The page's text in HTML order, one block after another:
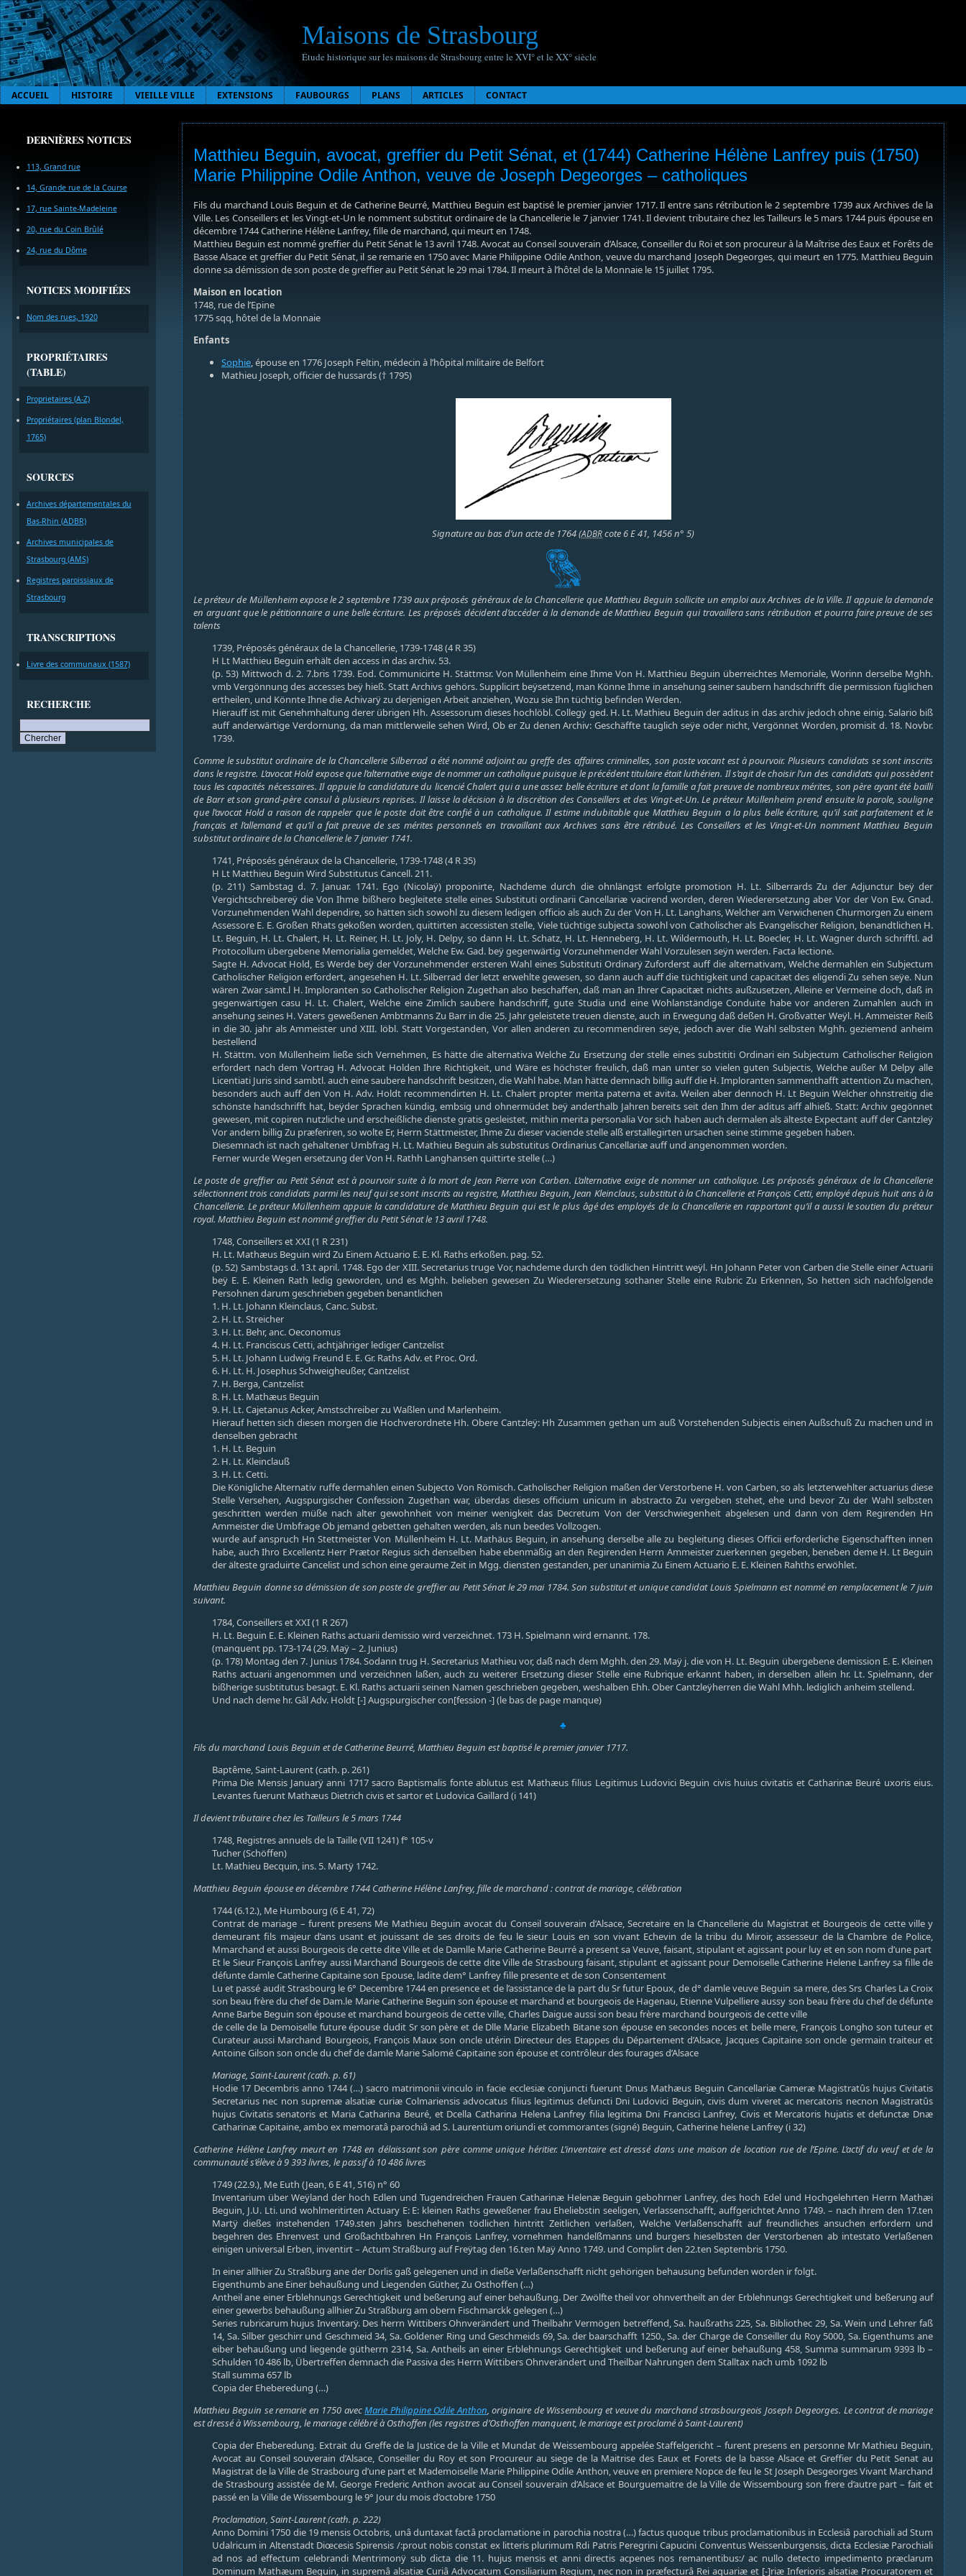
Maisons de Strasbourg
Étude historique sur les maisons de Strasbourg entre le XVI° et le XX° siècle
ACCUEIL HISTOIRE VIEILLE VILLE EXTENSIONS FAUBOURGS PLANS ARTICLES CONTACT
DERNIÈRES NOTICES
113, Grand rue
14, Grande rue de la Course
17, rue Sainte-Madeleine
20, rue du Coin Brûlé
24, rue du Dôme
NOTICES MODIFIÉES
Nom des rues, 1920
PROPRIÉTAIRES
(TABLE)
Proprietaires (A-Z)
Propriétaires (plan Blondel,
1765)
SOURCES
Archives départementales du
Bas-Rhin (ADBR)
Archives municipales de
Strasbourg (AMS)
Registres paroissiaux de
Strasbourg
TRANSCRIPTIONS
Livre des communaux (1587)
RECHERCHE
Matthieu Beguin, avocat, greffier du Petit Sénat, et (1744) Catherine Hélène Lanfrey puis (1750)
Marie Philippine Odile Anthon, veuve de Joseph Degeorges – catholiques
Fils du marchand Louis Beguin et de Catherine Beurré, Matthieu Beguin est baptisé le premier janvier 1717. Il entre sans rétribution le 2 septembre 1739 aux Archives de la
Ville. Les Conseillers et les Vingt-et-Un le nomment substitut ordinaire de la Chancellerie le 7 janvier 1741. Il devient tributaire chez les Tailleurs le 5 mars 1744 puis épouse en
décembre 1744 Catherine Hélène Lanfrey, fille de marchand, qui meurt en 1748.
Matthieu Beguin est nommé greffier du Petit Sénat le 13 avril 1748. Avocat au Conseil souverain d’Alsace, Conseiller du Roi et son procureur à la Maîtrise des Eaux et Forêts de
Basse Alsace et greffier du Petit Sénat, il se remarie en 1750 avec Marie Philippine Odile Anthon, veuve du marchand Joseph Degeorges, qui meurt en 1775. Matthieu Beguin
donne sa démission de son poste de greffier au Petit Sénat le 29 mai 1784. Il meurt à l’hôtel de la Monnaie le 15 juillet 1795.
Maison en location
1748, rue de l’Epine
1775 sqq, hôtel de la Monnaie
Enfants
Sophie, épouse en 1776 Joseph Feltin, médecin à l’hôpital militaire de Belfort
Mathieu Joseph, officier de hussards († 1795)
Signature au bas d’un acte de 1764 (ADBRcote 6 E 41, 1456 n° 5)
Le préteur de Müllenheim expose le 2 septembre 1739 aux préposés généraux de la Chancellerie que Matthieu Beguin sollicite un emploi aux Archives de la Ville. Il appuie la demande
en arguant que le pétitionnaire a une belle écriture. Les préposés décident d’accéder à la demande de Matthieu Beguin qui travaillera sans rétribution et pourra faire preuve de ses
talents
1739, Préposés généraux de la Chancellerie, 1739-1748 (4 R 35)
H Lt Matthieu Beguin erhält den access in das archiv. 53.
(p. 53) Mittwoch d. 2. 7.bris 1739. Eod. Communicirte H. Stättmsr. Von Müllenheim eine Ihme Von H. Matthieu Beguin überreichtes Memoriale, Worinn derselbe Mghh.
vmb Vergönnung des accesses beÿ hieß. Statt Archivs gehörs. Supplicirt beÿsetzend, man Könne Ihme in ansehung seiner saubern handschrifft die permission füglichen
ertheilen, und Könnte Ihne die Achivarÿ zu derjenigen Arbeit anziehen, Wozu sie Ihn tüchtig befinden Werden.
Hierauff ist mit Genehmhaltung derer übrigen Hh. Assessorum dieses hochlöbl. Collegÿ ged. H. Lt. Mathieu Beguin der aditus in das archiv jedoch ohne einig. Salario biß
auff anderwärtige Verdornung, da man mittlerweile sehen Wird, Ob er Zu denen Archiv: Geschäffte tauglich seÿe oder nicht, Vergönnet Worden, promisit d. 18. Novbr.
1739.
Comme le substitut ordinaire de la Chancellerie Silberrad a été nommé adjoint au greffe des affaires criminelles, son poste vacant est à pourvoir. Plusieurs candidats se sont inscrits
dans le registre. L’avocat Hold expose que l’alternative exige de nommer un catholique puisque le précédent titulaire était luthérien. Il s’agit de choisir l’un des candidats qui possèdent
tous les capacités nécessaires. Il appuie la candidature du licencié Chalert qui a une assez belle écriture et dont la famille a fait preuve de nombreux mérites, son père ayant été bailli
de Barr et son grand-père consul à plusieurs reprises. Il laisse la décision à la discrétion des Conseillers et des Vingt-et-Un. Le préteur Müllenheim prend ensuite la parole, souligne
que l’avocat Hold a raison de rappeler que le poste doit être confié à un catholique. Il estime indubitable que Matthieu Beguin a la plus belle écriture, qu’il sait parfaitement et le
français et l’allemand et qu’il a fait preuve de ses mérites personnels en travaillant aux Archives sans être rétribué. Les Conseillers et les Vingt-et-Un nomment Matthieu Beguin
substitut ordinaire de la Chancellerie le 7 janvier 1741.
1741, Préposés généraux de la Chancellerie, 1739-1748 (4 R 35)
H Lt Matthieu Beguin Wird Substitutus Cancell. 211.
(p. 211) Sambstag d. 7. Januar. 1741. Ego (Nicolaÿ) proponirte, Nachdeme durch die ohnlängst erfolgte promotion H. Lt. Silberrards Zu der Adjunctur beÿ der
Vergichtschreibereÿ die Von Ihme bißhero begleitete stelle eines Substituti ordinarii Cancellariæ vacirend worden, deren Wiederersetzung aber Vor der Von Ew. Gnad.
Vorzunehmenden Wahl dependire, so hätten sich sowohl zu diesem ledigen officio als auch Zu der Von H. Lt. Langhans, Welcher am Verwichenen Churmorgen Zu einem
Assessore E. E. Großen Rhats gekoßen worden, quittirten accessisten stelle, Viele tüchtige subjecta sowohl von Catholischer als Evangelischer Religion, benandtlichen H.
Lt. Beguin, H. Lt. Chalert, H. Lt. Reiner, H. Lt. Joly, H. Delpy, so dann H. Lt. Schatz, H. Lt. Henneberg, H. Lt. Wildermouth, H. Lt. Boecler, H. Lt. Wagner durch schrifftl. ad
Protocollum übergebene Memorialia gemeldet, Welche Ew. Gad. beÿ gegenwärtig Vorzunehmender Wahl Vorzulesen seÿn werden. Facta lectione.
Sagte H. Advocat Hold, Es Werde beÿ der Vorzunehmender ersteren Wahl eines Substituti Ordinarÿ Zuforderst auff die alternativam, Welche dermahlen ein Subjectum
Catholischer Religion erfordert, angesehen H. Lt. Silberrad der letzt erwehlte gewesen, so dann auch auff die tüchtigkeit und capacitæt des eligendi Zu sehen seÿe. Nun
wären Zwar sämt.l H. Imploranten so Catholischer Religion Zugethan also beschaffen, daß man an Ihrer Capacitæt nichts außzusetzen, Alleine er Vermeine doch, daß in
gegenwärtigen casu H. Lt. Chalert, Welche eine Zimlich saubere handschriff, gute Studia und eine Wohlanständige Conduite habe vor anderen Zumahlen auch in
ansehung seines H. Vaters geweßenen Ambtmanns Zu Barr in die 25. Jahr geleistete treuen dienste, auch in Erwegung daß deßen H. Großvatter Weÿl. H. Ammeister Reiß
in die 30. jahr als Ammeister und XIII. löbl. Statt Vorgestanden, Vor allen anderen zu recommendiren seÿe, jedoch aver die Wahl selbsten Mghh. geziemend anheim
bestellend
H. Stättm. von Müllenheim ließe sich Vernehmen, Es hätte die alternativa Welche Zu Ersetzung der stelle eines substititi Ordinari ein Subjectum Catholischer Religion
erfordert nach dem Vortrag H. Advocat Holden Ihre Richtigkeit, und Wäre es höchster freulich, daß man unter so vielen guten Subjectis, Welche außer M Delpy alle
Licentiati Juris sind sambtl. auch eine saubere handschrift besitzen, die Wahl habe. Man hätte demnach billig auff die H. Imploranten sammenthafft attention Zu machen,
besonders auch auff den Von H. Adv. Holdt recommendirten H. Lt. Chalert propter merita paterna et avita. Weilen aber dennoch H. Lt Beguin Welcher ohnstreitig die
schönste handschrifft hat, beÿder Sprachen kündig, embsig und ohnermüdet beÿ anderthalb Jahren bereits seit den Ihm der aditus aiff alhieß. Statt: Archiv gegönnet
gewesen, mit copiren nutzliche und erscheißliche dienste gratis gesleistet, mithin merita personalia Vor sich haben auch dermalen als älteste Expectant auff der Cantzleÿ
Vor andern billig Zu præferiren, so wolte Er, Herrn Stättmeister, Ihme Zu dieser vaciende stelle alß erstallegirten ursachen seine stimme gegeben haben.
Diesemnach ist nach gehaltener Umbfrag H. Lt. Mathieu Beguin als substutitus Ordinarius Cancellariæ auff und angenommen worden.
Ferner wurde Wegen ersetzung der Von H. Rathh Langhansen quittirte stelle (…)
Le poste de greffier au Petit Sénat est à pourvoir suite à la mort de Jean Pierre von Carben. L’alternative exige de nommer un catholique. Les préposés généraux de la Chancellerie
sélectionnent trois candidats parmi les neuf qui se sont inscrits au registre, Matthieu Beguin, Jean Kleinclaus, substitut à la Chancellerie et François Cetti, employé depuis huit ans à la
Chancellerie. Le préteur Müllenheim appuie la candidature de Matthieu Beguin qui est le plus âgé des employés de la Chancellerie en rapportant qu’il a aussi le soutien du préteur
royal. Matthieu Beguin est nommé greffier du Petit Sénat le 13 avril 1748.
1748, Conseillers et XXI (1 R 231)
H. Lt. Mathæus Beguin wird Zu Einem Actuario E. E. Kl. Raths erkoßen. pag. 52.
(p. 52) Sambstags d. 13.t april. 1748. Ego der XIII. Secretarius truge Vor, nachdeme durch den tödlichen Hintritt weÿl. Hn Johann Peter von Carben die Stelle einer Actuarii
beÿ E. E. Kleinen Rath ledig geworden, und es Mghh. belieben gewesen Zu Wiederersetzung sothaner Stelle eine Rubric Zu Erkennen, So hetten sich nachfolgende
Persohnen darum geschrieben gegeben benantlichen
1. H. Lt. Johann Kleinclaus, Canc. Subst.
2. H. Lt. Streicher
3. H. Lt. Behr, anc. Oeconomus
4. H. Lt. Franciscus Cetti, achtjähriger lediger Cantzelist
5. H. Lt. Johann Ludwig Freund E. E. Gr. Raths Adv. et Proc. Ord.
6. H. Lt. H. Josephus Schweigheußer, Cantzelist
7. H. Berga, Cantzelist
8. H. Lt. Mathæus Beguin
9. H. Lt. Cajetanus Acker, Amstschreiber zu Waßlen und Marlenheim.
Hierauf hetten sich diesen morgen die Hochverordnete Hh. Obere Cantzleÿ: Hh Zusammen gethan um auß Vorstehenden Subjectis einen Außschuß Zu machen und in
denselben gebracht
1. H. Lt. Beguin
2. H. Lt. Kleinclauß
3. H. Lt. Cetti.
Die Königliche Alternativ ruffe dermahlen einen Subjecto Von Römisch. Catholischer Religion maßen der Verstorbene H. von Carben, so als letzterwehlter actuarius diese
Stelle Versehen, Augspurgischer Confession Zugethan war, überdas dieses officium unicum in abstracto Zu vergeben stehet, ehe und bevor Zu der Wahl selbsten
geschritten werden müße nach alter gewohnheit von meiner wenigkeit das Decretum Von der Verschwiegenheit abgelesen und dann von dem Regirenden Hn
Ammeister die Umbfrage Ob jemand gebetten gehalten werden, als nun beedes Vollzogen.
wurde auf anspruch Hn Stettmeister Von Müllenheim H. Lt. Mathäus Beguin, in ansehung derselbe alle zu begleitung dieses Officii erforderliche Eigenschafften innen
habe, auch Ihro Excellentz Herr Prætor Regius sich denselben habe ebenmäßig an den Regirenden Herrn Ammeister zuerkennen gegeben, beneben deme H. Lt Beguin
der älteste graduirte Cancelist und schon eine geraume Zeit in Mgg. diensten gestanden, per unanimia Zu Einem Actuario E. E. Kleinen Rahths erwöhlet.
Matthieu Beguin donne sa démission de son poste de greffier au Petit Sénat le 29 mai 1784. Son substitut et unique candidat Louis Spielmann est nommé en remplacement le 7 juin
suivant.
1784, Conseillers et XXI (1 R 267)
H. Lt. Beguin E. E. Kleinen Raths actuarii demissio wird verzeichnet. 173 H. Spielmann wird ernannt. 178.
(manquent pp. 173-174 (29. Maÿ – 2. Junius)
(p. 178) Montag den 7. Junius 1784. Sodann trug H. Secretarius Mathieu vor, daß nach dem Mghh. den 29. Maÿ j. die von H. Lt. Beguin übergebene demission E. E. Kleinen
Raths actuarii angenommen und verzeichnen laßen, auch zu weiterer Ersetzung dieser Stelle eine Rubrique erkannt haben, in derselben allein hr. Lt. Spielmann, der
bißherige susbtitutus besagt. E. Kl. Raths actuarii seinen Namen geschrieben gegeben, weshalben Ehh. Ober Cantzleÿherren die Wahl Mhh. lediglich anheim stellend.
Und nach deme hr. Gâl Adv. Holdt [-] Augspurgischer con[fession -] (le bas de page manque)
♣
Fils du marchand Louis Beguin et de Catherine Beurré, Matthieu Beguin est baptisé le premier janvier 1717.
Baptême, Saint-Laurent (cath. p. 261)
Prima Die Mensis Januarÿ anni 1717 sacro Baptismalis fonte ablutus est Mathæus filius Legitimus Ludovici Beguin civis huius civitatis et Catharinæ Beuré uxoris eius.
Levantes fuerunt Mathæus Dietrich civis et sartor et Ludovica Gaillard (i 141)
Il devient tributaire chez les Tailleurs le 5 mars 1744
1748, Registres annuels de la Taille (VII 1241) f° 105-v
Tucher (Schöffen)
Lt. Mathieu Becquin, ins. 5. Martÿ 1742.
Matthieu Beguin épouse en décembre 1744 Catherine Hélène Lanfrey, fille de marchand : contrat de mariage, célébration
1744 (6.12.), Me Humbourg (6 E 41, 72)
Contrat de mariage – furent presens Me Mathieu Beguin avocat du Conseil souverain d’Alsace, Secretaire en la Chancellerie du Magistrat et Bourgeois de cette ville y
demeurant fils majeur d’ans usant et jouissant de ses droits de feu le sieur Louis en son vivant Echevin de la tribu du Miroir, assesseur de la Chambre de Police,
Mmarchand et aussi Bourgeois de cette dite Ville et de Damlle Marie Catherine Beurré a present sa Veuve, faisant, stipulant et agissant pour luy et en son nom d’une part
Et le Sieur François Lanfrey aussi Marchand Bourgeois de cette dite Ville de Strasbourg faisant, stipulant et agissant pour Demoiselle Catherine Helene Lanfrey sa fille de
défunte damle Catherine Capitaine son Epouse, ladite dem° Lanfrey fille presente et de son Consentement
Lu et passé audit Strasbourg le 6° Decembre 1744 en presence et de l’assistance de la part du Sr futur Epoux, de d° damle veuve Beguin sa mere, des Srs Charles La Croix
son beau frère du chef de Dam.le Marie Catherine Beguin son épouse et marchand et bourgeois de Hagenau, Etienne Vulpelliere aussy son beau frère du chef de défunte
Anne Barbe Beguin son épouse et marchand bourgeois de cette ville, Charles Daigue aussi son beau frère marchand bourgeois de cette ville
de celle de la Demoiselle future épouse dudit Sr son père et de Dlle Marie Elizabeth Bitane son épouse en secondes noces et belle mere, François Longho son tuteur et
Curateur aussi Marchand Bourgeois, François Maux son oncle utérin Directeur des Etappes du Département d’Alsace, Jacques Capitaine son oncle germain traiteur et
Antoine Gilson son oncle du chef de damle Marie Salomé Capitaine son épouse et contrôleur des fourages d’Alsace
Mariage, Saint-Laurent (cath. p. 61)
Hodie 17 Decembris anno 1744 (…) sacro matrimonii vinculo in facie ecclesiæ conjuncti fuerunt Dnus Mathæus Beguin Cancellariæ Cameræ Magistratûs hujus Civitatis
Secretarius nec non supremæ alsatiæ curiæ Colmariensis advocatus filius legitimus defuncti Dni Ludovici Beguin, civis dum viveret ac mercatoris necnon Magistratûs
hujus Civitatis senatoris et Maria Catharina Beuré, et Dcella Catharina Helena Lanfrey filia legitima Dni Francisci Lanfrey, Civis et Mercatoris hujatis et defunctæ Dnæ
Catharinæ Capitaine, ambo ex memoratâ parochiâ ad S. Laurentium oriundi et commorantes (signé) Beguin, Catherine helene Lanfrey (i 32)
Catherine Hélène Lanfrey meurt en 1748 en délaissant son père comme unique héritier. L’inventaire est dressé dans une maison de location rue de l’Epine. L’actif du veuf et de la
communauté s’élève à 9 393 livres, le passif à 10 486 livres
1749 (22.9.), Me Euth (Jean, 6 E 41, 516) n° 60
Inventarium über Weÿland der hoch Edlen und Tugendreichen Frauen Catharinæ Helenæ Beguin gebohrner Lanfrey, des hoch Edel und Hochgelehrten Herrn Mathæi
Beguin, J.U. Lti. und wohlmeritirten Actuary E: E: kleinen Raths geweßener frau Eheliebstin seeligen, Verlassenschafft, auffgerichtet Anno 1749. – nach ihrem den 17.ten
Martÿ dießes instehenden 1749.sten Jahrs beschehenen tödlichen hintritt Zeitlichen verlaßen, Welche Verlaßenschafft auf freundliches ansuchen erfordern und
begehren des Ehrenvest und Großachtbahren Hn François Lanfrey, vornehmen handelßmanns und burgers hieselbsten der Verstorbenen ab intestato Verlaßenen
einigen universal Erben, inventirt – Actum Straßburg auf Freÿtag den 16.ten Maÿ Anno 1749. und Complirt den 22.ten Septembris 1750.
In einer allhier Zu Straßburg ane der Dorlis gaß gelegenen und in dieße Verlaßenschafft nicht gehörigen behausung befunden worden ir folgt.
Eigenthumb ane Einer behaußung und Liegenden Güther, Zu Osthoffen (…)
Antheil ane einer Erblehnungs Gerechtigkeit und beßerung auf einer behaußung. Der Zwölfte theil vor ohnvertheilt an der Erblehnungs Gerechtigkeit und beßerung auf
einer gewerbs behaußung allhier Zu Straßburg am obern Fischmarckk gelegen (…)
Series rubricarum hujus Inventarÿ. Des herrn Wittibers Ohnverändert und Theilbahr Vermögen betreffend, Sa. haußraths 225, Sa. Bibliothec 29, Sa. Wein und Lehrer faß
14, Sa. Silber geschirr und Geschmeid 34, Sa. Goldener Ring und Geschmeids 69, Sa. der baarschafft 1250., Sa. der Charge de Conseiller du Roy 5000, Sa. Eigenthums ane
eiber behaußung und liegende gütherrn 2314, Sa. Antheils an einer Erblehnungs Gerechtigkeit und beßerung auf einer behaußung 458, Summa summarum 9393 lb –
Schulden 10 486 lb, Übertreffen demnach die Passiva des Herrn Wittibers Ohnverändert und Theilbar Nahrungen dem Stalltax nach umb 1092 lb
Stall summa 657 lb
Copia der Eheberedung (…)
Matthieu Beguin se remarie en 1750 avecMarie Philippine Odile Anthon, originaire de Wissembourg et veuve du marchand strasbourgeois Joseph Degeorges. Le contrat de mariage
est dressé à Wissembourg, le mariage célébré à Osthoffen (les registres d’Osthoffen manquent, le mariage est proclamé à Saint-Laurent)
Copia der Eheberedung. Extrait du Greffe de la Justice de la Ville et Mundat de Weissembourg appelée Staffelgericht – furent presens en personne Mr Mathieu Beguin,
Avocat au Conseil souverain d’Alsace, Conseiller du Roy et son Procureur au siege de la Maitrise des Eaux et Forets de la basse Alsace et Greffier du Petit Senat au
Magistrat de la Ville de Strasbourg d’une part et Mademoiselle Marie Philippine Odile Anthon, veuve en premiere Nopce de feu le St Joseph Desgeorges Vivant Marchand
de Strasbourg assistée de M. George Frederic Anthon avocat au Conseil souverain d’Alsace et Bourguemaitre de la Ville de Wissembourg son frere d’autre part – fait et
passé en la Ville de Wissembourg le 9° Jour du mois d’octobre 1750
Proclamation, Saint-Laurent (cath. p. 222)
Anno Domini 1750 die 19 mensis Octobris, unâ duntaxat factâ proclamatione in parochia nostra (…) factus quoque tribus proclamationibus in Ecclesiâ parochiali ad Stum
Udalricum in Altenstadt Diœcesis Spirensis /:prout nobis constat ex litteris plurimum Rdi Patris Peregrini Capucini Conventus Weissenburgensis, dicta Ecclesiæ Parochiali
ad nos ad effectum celebrandi Mentrimonÿ sub dicta die 11. hujus mensis et anni directis acpenes nos remanentibus:/ ac nullo detecto impedimento præclarum
Dominum Mathæum Beguin, in supremâ alsatiæ Curiâ Advocatum Consiliarium Regium, nec non in præfecturâ Rei aquariæ et [-]riæ Inferioris alsatiæ Procuratorem et